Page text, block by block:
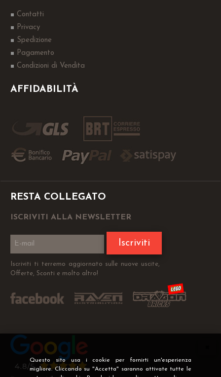
Questo sito usa i cookie per fornirti un'esperienza
migliore. Cliccando su "Accetta" saranno attivate tutte le
Contatti
Privacy
Spedizione
Pagamento
Condizioni di Vendita
AFFIDABILITÀ
RESTA COLLEGATO
ISCRIVITI ALLA NEWSLETTER
Iscriviti
Iscriviti ti terremo aggiornato sulle nuove uscite,
Offerte, Sconti e molto altro!